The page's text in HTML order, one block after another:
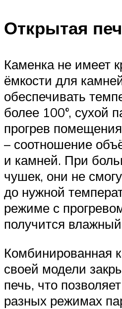
Открытая
Каменка не имеет
ёмкости для
обеспечивать
более 100°, сухой
прогрев
– соотношение
и камней. При
чушек, они не
до нужной
режиме с
получится
Комбинированная
своей модели
печь, что
разных режимах